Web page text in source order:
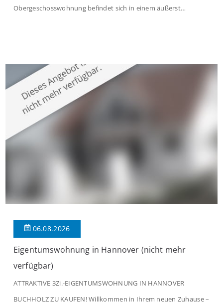
Obergeschosswohnung befindet sich in einem äußerst
großzügige Räume und eine hochwertige Ausstattung, die
modernen Wohnkomfort mit einem stilvollen Ambiente
verbindet. Der […]
06.08.2026
Eigentumswohnung in Hannover (nicht mehr
verfügbar)
ATTRAKTIVE 3Zi.-EIGENTUMSWOHNUNG IN HANNOVER
BUCHHOLZ ZU KAUFEN! Willkommen in Ihrem neuen Zuhause –